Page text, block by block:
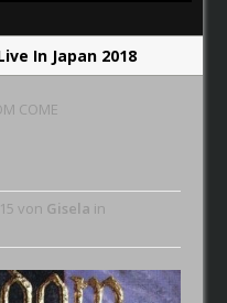
In Japan 2018
– Das Album soll
Jahr 2019
COME
von Gisela in